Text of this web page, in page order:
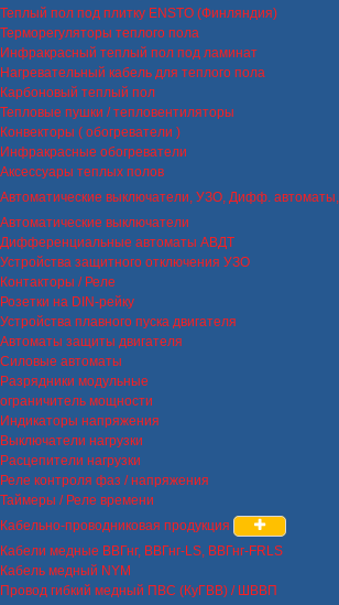
Теплый пол под плитку ENSTO (Финляндия)
Терморегуляторы теплого пола
Инфракрасный теплый пол под ламинат
Нагревательный кабель для теплого пола
Карбоновый теплый пол
Тепловые пушки / тепловентиляторы
Конвекторы ( обогреватели )
Инфракрасные обогреватели
Аксессуары теплых полов
Автоматические выключатели, УЗО, Дифф.
Автоматические выключатели
Дифференциальные автоматы АВДТ
Устройства защитного отключения УЗО
Контакторы / Реле
Розетки на DIN-рейку
Устройства плавного пуска двигателя
Автоматы защиты двигателя
Силовые автоматы
Разрядники модульные
ограничитель мощности
Индикаторы напряжения
Выключатели нагрузки
Расцепители нагрузки
Реле контроля фаз / напряжения
Таймеры / Реле времени
Кабельно-проводниковая продукция
Кабели медные ВВГнг, ВВГнг-LS, ВВГнг-FRLS
Кабель медный NYM
Провод гибкий медный ПВС (КуГВВ) / ШВВП